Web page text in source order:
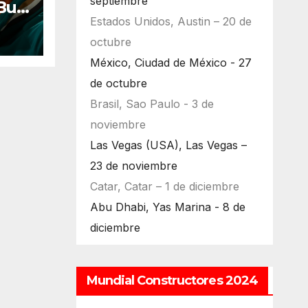
Estados Unidos, Austin – 20 de
octubre
México, Ciudad de México - 27
de octubre
Brasil, Sao Paulo - 3 de
noviembre
Las Vegas (USA), Las Vegas –
23 de noviembre
Catar, Catar – 1 de diciembre
Abu Dhabi, Yas Marina - 8 de
diciembre
Mundial Constructores 2024